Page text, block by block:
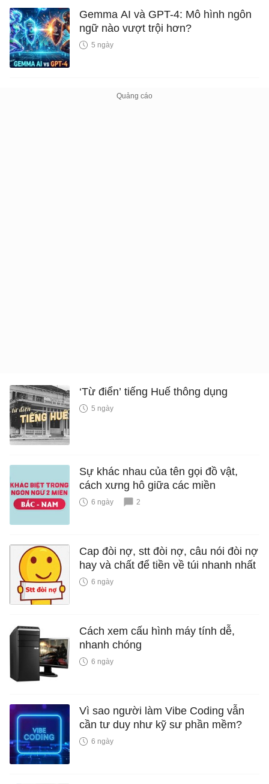
Gemma AI và GPT-4: Mô hình ngôn
ngữ nào vượt trội hơn?
5 ngày
‘Từ điển’ tiếng Huế thông dụng
5 ngày
Sự khác nhau của tên gọi đồ vật,
cách xưng hô giữa các miền
6 ngày 2
Cap đòi nợ, stt đòi nợ, câu nói đòi nợ
hay và chất để tiền về túi nhanh nhất
6 ngày
Cách xem cấu hình máy tính dễ,
nhanh chóng
6 ngày
Vì sao người làm Vibe Coding vẫn
cần tư duy như kỹ sư phần mềm?
6 ngày